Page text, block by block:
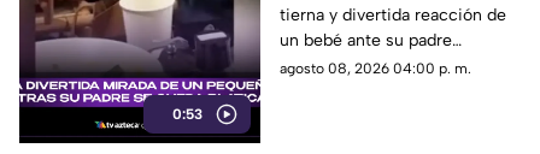
0:53
pequeño mientras su
padre se queda
platicando
tierna y divertida reacción de
un bebé ante su padre
distraído. Estos son todos los
agosto 08, 2026 04:00 p. m.